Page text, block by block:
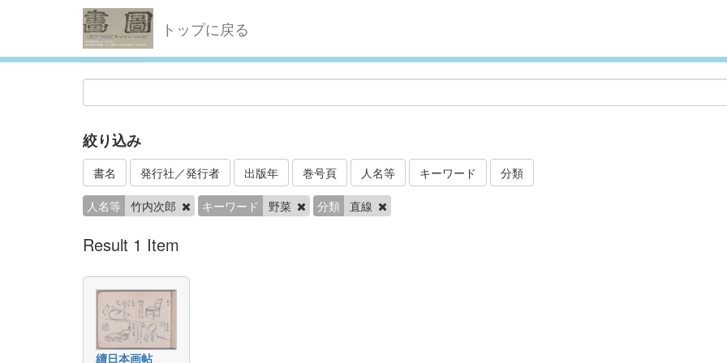
トップに戻る
絞り込み
書名 発行社／発行者 出版年 巻号頁 人名等 キーワード 分類
人名等 竹内次郎 キーワード 野菜 分類 直線
Result 1 Item
續日本画帖